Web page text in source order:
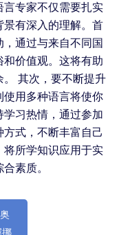
专家不仅需要扎实
有深入的理解。首
通过与来自不同国
价值观。这将有助
其次，要不断提升
使用多种语言将使你
习热情，通过参加
式，不断丰富自己
所学知识应用于实
素质。
挪